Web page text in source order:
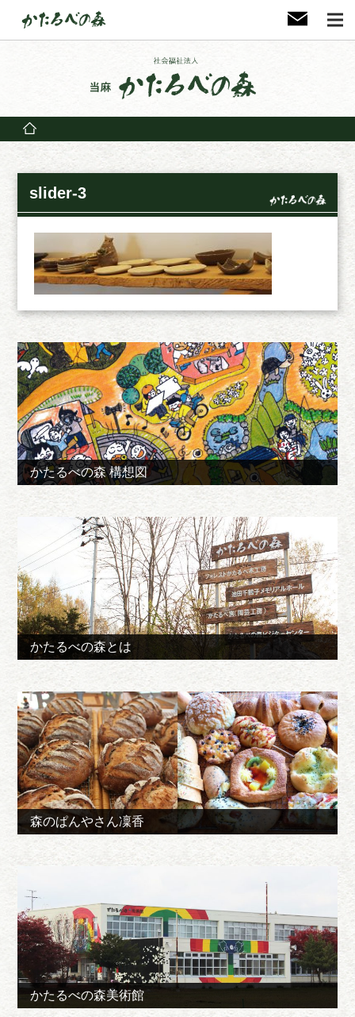
slider-3
かたるべの森 構想図
かたるべの森とは
森のぱんやさん凜香
かたるべの森美術館